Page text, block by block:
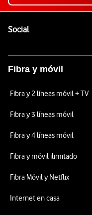
SocialEnlaces a las
Fibra y móvil
Fibra y 2 líneas móvil + TV
Fibra y 3 líneas móvil
Fibra y 4 líneas móvil
Fibra y móvil ilimitado
Fibra Móvil y Netflix
Internet en casa